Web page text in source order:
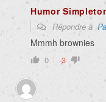
Humor
Répondre à
Mmmh brownies
0 -3